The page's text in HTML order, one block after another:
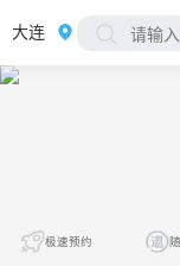
大连
极速预约